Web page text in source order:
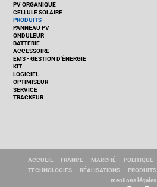
PV ORGANIQUE
CELLULE SOLAIRE
PRODUITS
PANNEAU PV
ONDULEUR
BATTERIE
ACCESSOIRE
EMS - GESTION D'ÉNERGIE
KIT
LOGICIEL
OPTIMISEUR
SERVICE
TRACKEUR
ACCUEIL FRANCE MARCHÉ POLITIQUE
TECHNOLOGIES
RÉALISATIONS PRODUITS
mentions légales